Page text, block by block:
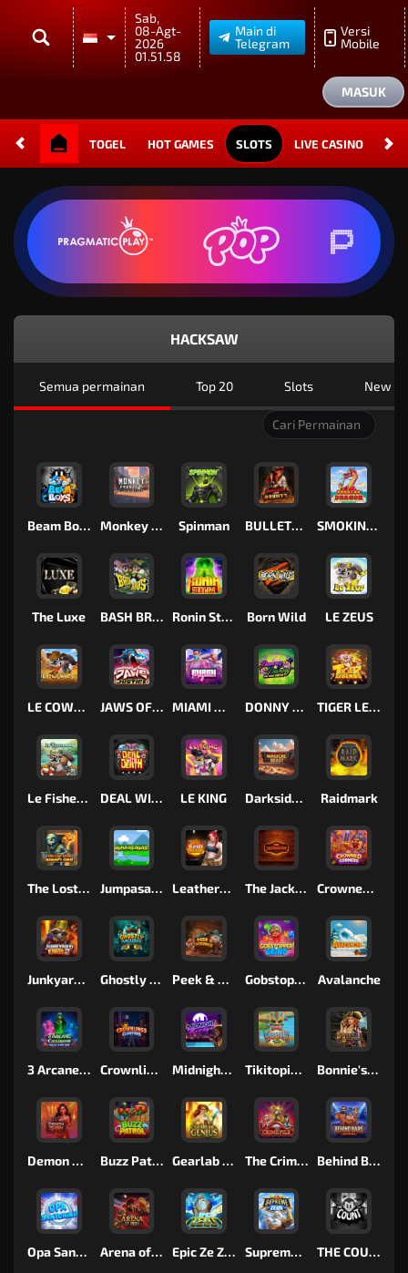
Sab,
08-Agt-
2026
01.51.58
Main di
Telegram
Versi
Mobile
MASUK
TOGEL HOT GAMES SLOTS LIVE CASINO
HACKSAW
Semua permainan Top 20 Slots New
Beam Boys Monkey Frenzy 2: Boss is Here! Spinman BULLETS AND BOUNTY SMOKING DRAGON
The Luxe BASH BROS Ronin Stackways Born Wild LE ZEUS
LE COWBOY JAWS OF JUSTICE MIAMI MAYHEM DONNY AND DANNY TIGER LEGENDS
Le Fisherman DEAL WITH DEATH LE KING Darkside Prairie: Magical Beast Raidmark
The Lost Book of Mummy’s Curse Jumpasaurs Leatherheads The Jack & Rose Crowned Corners
Junkyard Kings 2 Ghostly Hallows Peek & Pounce Gobstopper Grind Avalanche
3 Arcane Cauldrons Crownlings Clusters Midnight Mirage Tikitopia BoosterBelt Bonnie's Buccaneers
Demon Queen Buzz Patrol Gearlab Genius The Crime File Behind Bars: Masterplan
Opa Santorini! Arena of Iron Epic Ze Zeus Supreme Zeus THE COUNT